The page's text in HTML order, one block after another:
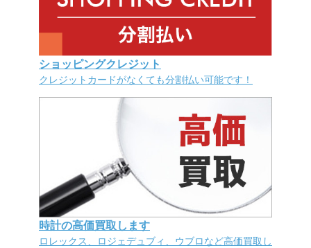
ショッピングクレジット
クレジットカードがなくても分割払い可能です！
時計の高価買取します
ロレックス、ロジェデュブィ、ウブロなど高価買取し